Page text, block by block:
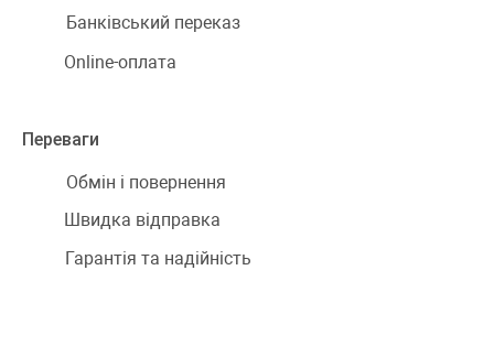
Банківський переказ
Online-оплата
Переваги
Обмін і повернення
Швидка відправка
Гарантія та надійність